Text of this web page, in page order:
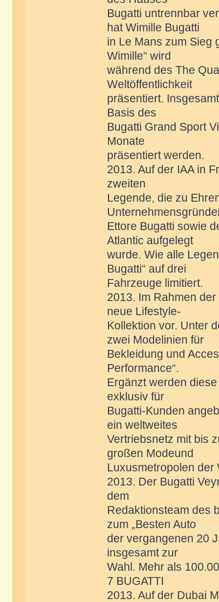
Bugatti untrennbar
hat Wimille Bugatti
in Le Mans zum Sieg
Wimille“ wird
während des The
Weltöffentlichkeit
präsentiert.
Basis des
Bugatti Grand Sport
Monate
präsentiert werden.
2013. Auf der IAA in
zweiten
Legende, die zu
Ettore Bugatti sowie
Atlantic aufgelegt
wurde. Wie alle
Bugatti“ auf drei
Fahrzeuge limitiert.
2013. Im Rahmen
neue Lifestyle-
Kollektion vor. Unter
zwei Modelinien für
Bekleidung und
Performance“.
Ergänzt werden
exklusiv für
Bugatti-Kunden
ein weltweites
Vertriebsnetz mit bis
großen Modeund
Luxusmetropolen der
2013. Der Bugatti
dem
Redaktionsteam des
zum „Besten Auto
der vergangenen 20
insgesamt zur
Wahl. Mehr als
7 BUGATTI
2013. Auf der Dubai